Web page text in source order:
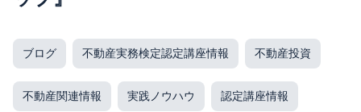
ブログ 不動産実務検定認定講座情報 不動産投資
不動産関連情報 実践ノウハウ 認定講座情報